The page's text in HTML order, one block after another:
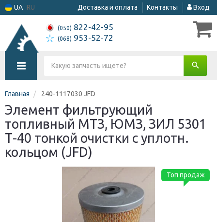
UA RU Доставка и оплата Контакты Вход
(050) 822-42-95
(068) 953-52-72
Главная 240-1117030 JFD
Элемент фильтрующий
топливный МТЗ, ЮМЗ, ЗИЛ 5301
Т-40 тонкой очистки с уплотн.
кольцом (JFD)
Топ продаж